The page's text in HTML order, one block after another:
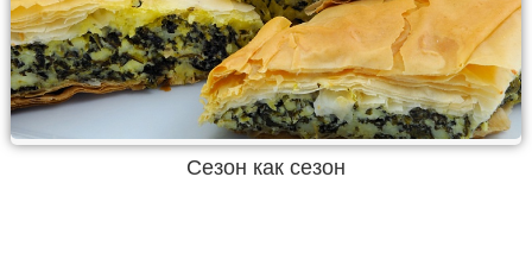
Сезон как сезон